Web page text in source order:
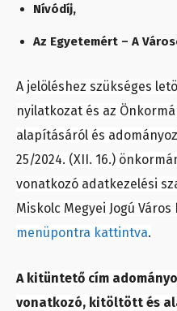
Nívódíj,
Az Egyetemért – A
A jelöléshez szükséges
nyilatkozat és az
alapításáról és
25/2024. (XII. 16.)
vonatkozó adatkezelési
Miskolc Megyei Jogú
menüpontra kattintva.
A kitüntető cím
vonatkozó, kitöltött és